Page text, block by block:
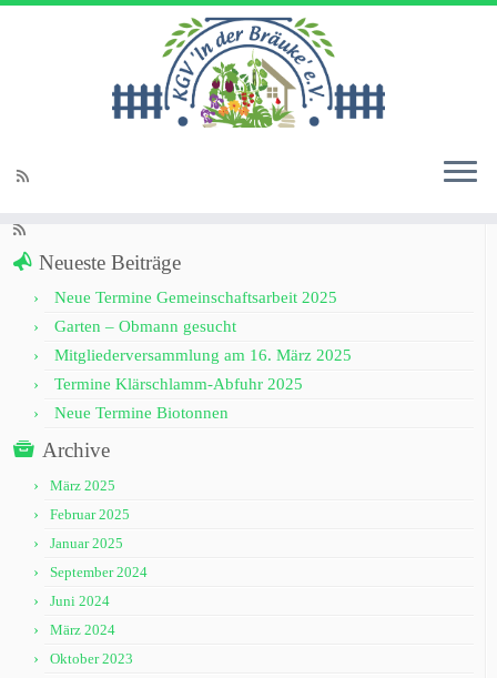
Neueste Beiträge
Neue Termine Gemeinschaftsarbeit 2025
Garten – Obmann gesucht
Mitgliederversammlung am 16. März 2025
Termine Klärschlamm-Abfuhr 2025
Neue Termine Biotonnen
Archive
März 2025
Februar 2025
Januar 2025
September 2024
Juni 2024
März 2024
Oktober 2023